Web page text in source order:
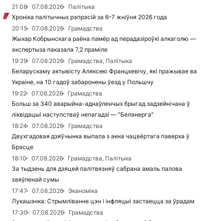
21:08
07.08.2026
Палітыка
Хроніка палітычных рэпрэсій за 6–7 жніўня 2026 года
20:15
07.08.2026
Грамадства
Жыхар Кобрынскага раёна памёр ад перадазіроўкі алкаголю —
экспертыза паказала 7,2 праміле
19:39
07.08.2026
Грамадства, Палітыка
Беларускаму актывісту Аляксею Францкевічу, які пражывае ва
Украіне, на 10 гадоў забаронены ўезд у Польшчу
19:22
07.08.2026
Грамадства
Больш за 340 аварыйна-аднаўленчых брыгад задзейнічана ў
ліквідацыі наступстваў непагадзі — "Белэнерга"
18:24
07.08.2026
Грамадства
Двухгадовая дзяўчынка выпала з акна чацвёртага паверха ў
Брэсце
18:10
07.08.2026
Грамадства, Палітыка
За тыдзень для дзяцей палітвязняў сабрана амаль палова
заяўленай сумы
17:47
07.08.2026
Эканоміка
Лукашэнка: Стрымліванне цэн і інфляцыі застаецца за ўрадам
17:30
07.08.2026
Грамадства